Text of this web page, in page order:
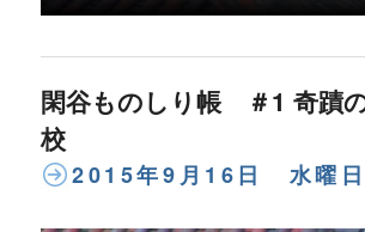
閑谷ものしり帳 ＃1 奇蹟
校
2015年9月16日 水曜日